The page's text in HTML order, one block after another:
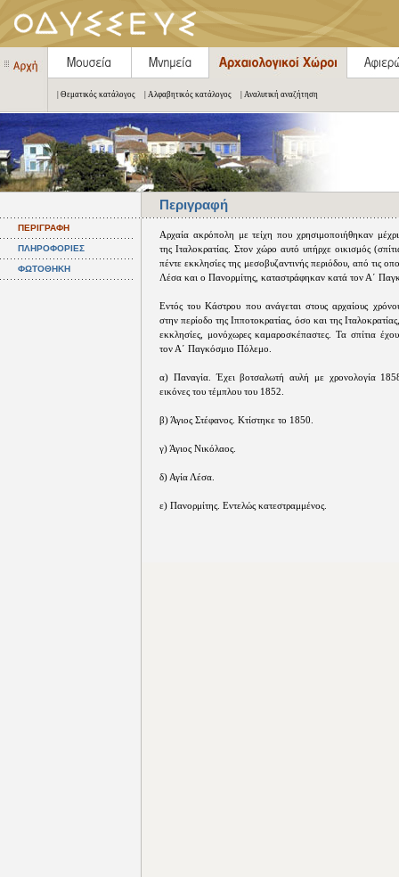
| Θεματικός κατάλογος | Αλφαβητικός κατάλογος | Αναλυτική αναζήτηση
Περιγραφή
ΠΕΡΙΓΡΑΦΗ
ΠΛΗΡΟΦΟΡΙΕΣ
ΦΩΤΟΘΗΚΗ
Αρχαία ακρόπολη με τείχη που χρησιμοποιήθηκαν
της Ιταλοκρατίας. Στον χώρο αυτό υπήρχε οικισμός
πέντε εκκλησίες της μεσοβυζαντινής περιόδου, από τις
Λέσα και ο Πανορμίτης, καταστράφηκαν κατά τον Α΄
Εντός του Κάστρου που ανάγεται στους αρχαίους
στην περίοδο της Ιπποτοκρατίας, όσο και της
εκκλησίες, μονόχωρες καμαροσκέπαστες. Τα σπίτια
τον Α΄ Παγκόσμιο Πόλεμο.
α) Παναγία. Έχει βοτσαλωτή αυλή με χρονολογία
εικόνες του τέμπλου του 1852.
β) Άγιος Στέφανος. Κτίστηκε το 1850.
γ) Άγιος Νικόλαος.
δ) Αγία Λέσα.
ε) Πανορμίτης. Εντελώς κατεστραμμένος.